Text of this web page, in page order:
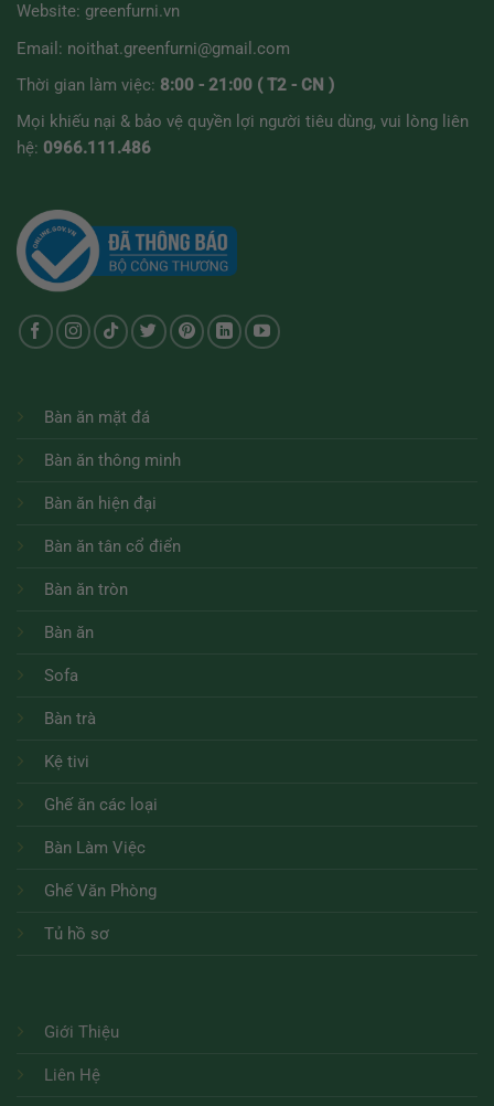
Website: greenfurni.vn
Email: noithat.greenfurni@gmail.com
Thời gian làm việc: 8:00 - 21:00 ( T2 - CN )
Mọi khiếu nại & bảo vệ quyền lợi người tiêu dùng, vui lòng liên
hệ: 0966.111.486
Bàn ăn mặt đá
Bàn ăn thông minh
Bàn ăn hiện đại
Bàn ăn tân cổ điển
Bàn ăn tròn
Bàn ăn
Sofa
Bàn trà
Kệ tivi
Ghế ăn các loại
Bàn Làm Việc
Ghế Văn Phòng
Tủ hồ sơ
Giới Thiệu
Liên Hệ